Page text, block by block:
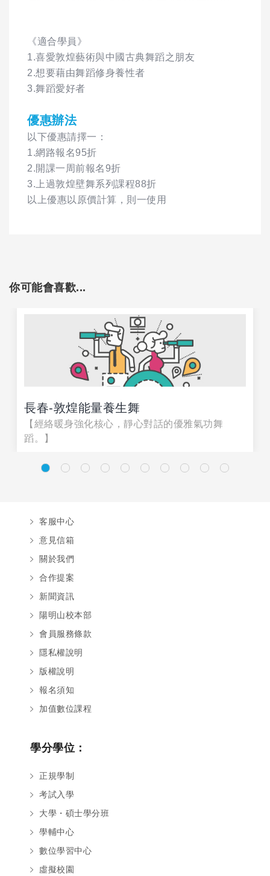
《適合學員》
1.喜愛敦煌藝術與中國古典舞蹈之朋友
2.想要藉由舞蹈修身養性者
3.舞蹈愛好者
優惠辦法
以下優惠請擇一：
1.網路報名95折
2.開課一周前報名9折
3.上過敦煌壁舞系列課程88折
以上優惠以原價計算，則一使用
你可能會喜歡...
長春-敦煌能量養生舞
【經絡暖身強化核心，靜心對話的優雅氣功舞
蹈。】
客服中心
意見信箱
關於我們
合作提案
新聞資訊
陽明山校本部
會員服務條款
隱私權說明
版權說明
報名須知
加值數位課程
學分學位：
正規學制
考試入學
大學・碩士學分班
學輔中心
數位學習中心
虛擬校園